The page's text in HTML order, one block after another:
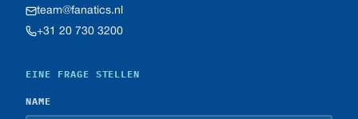
team@fanatics.nl
+31 20 730 3200
EINE FRAGE STELLEN
NAME